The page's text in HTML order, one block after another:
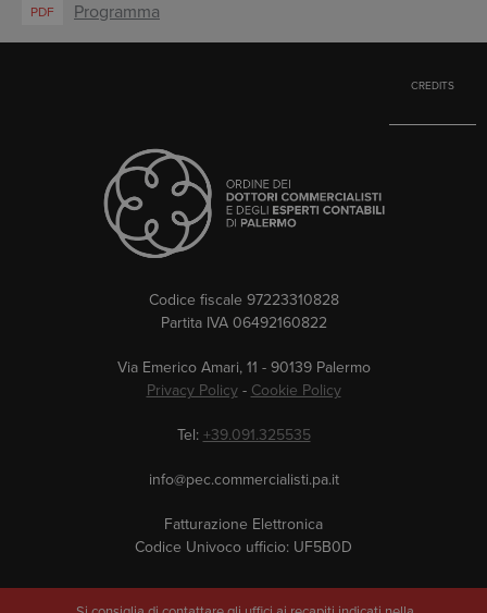
PDF
Programma
CREDITS
Codice fiscale 97223310828
Partita IVA 06492160822
Via Emerico Amari, 11 - 90139 Palermo
Privacy Policy- Cookie Policy
Tel: +39.091.325535
info@pec.commercialisti.pa.it
Fatturazione Elettronica
Codice Univoco ufficio: UF5B0D